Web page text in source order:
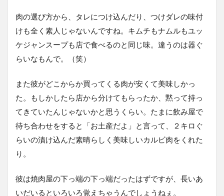
肉の選び方から、タレにつけ込んだり、つけダレの味付
けも全く素人じゃないんですね。キムチもナムルもユッ
ケジャンスープも店で食べるのと同じ味。違うのは器ぐ
らいなもんで。（笑）
また彼がどこからか買ってくる肉が安くて美味しかっ
た。もしかしたら店から分けてもらったか、黙って持っ
てきていたんじゃないかと思うくらい。たまに飲み屋で
待ち合わせをすると「お土産だよ」と言って、２キロぐ
らいの漬け込んだ素晴らしく美味しいカルビ肉をくれた
り。
彼は焼肉屋の下っ端の下っ端だったはずですが、長いあ
いだいるといろいろ覚えちゃうんでしょうねぇ。